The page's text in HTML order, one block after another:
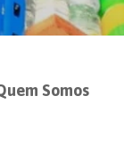
Somos